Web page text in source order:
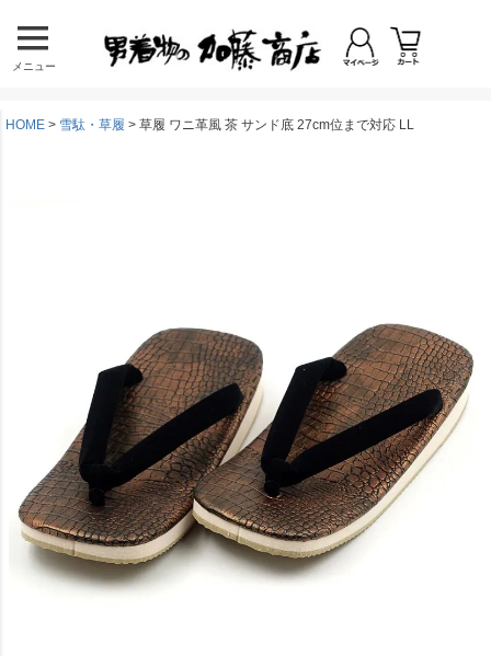
メニュー
HOME 雪駄・草履 草履 ワニ革風 茶 サンド底 27cm位まで対応 LL